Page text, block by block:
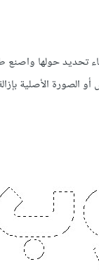
تحديد حولها واصنع
الأصلية